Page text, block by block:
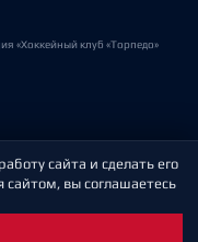
«Хоккейный клуб «Торпедо»
сайта и сделать его
сайтом, вы соглашаетесь